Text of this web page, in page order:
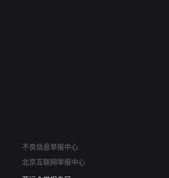
不良信息举报中心
北京互联网举报中心
算法推荐专项举报